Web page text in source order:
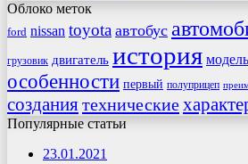
Облоко меток
ford nissan toyota автобус
грузовик двигатель история модель
особенности первый полуприцеп
созданиятехнические
Популярные статьи
23.01.2021